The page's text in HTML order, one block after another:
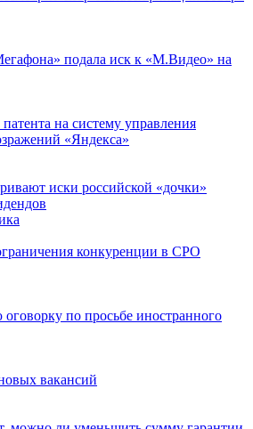
подала иск к «М.Видео» на
на систему управления
«Яндекса»
иски российской «дочки»
конкуренции в СРО
по просьбе иностранного
вакансий